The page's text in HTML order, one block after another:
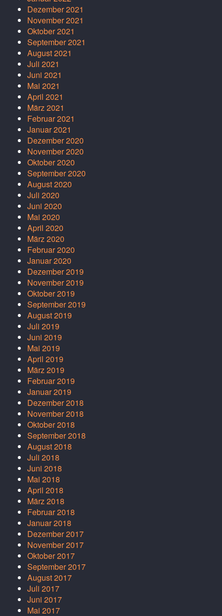
Dezember 2021
November 2021
Oktober 2021
September 2021
August 2021
Juli 2021
Juni 2021
Mai 2021
April 2021
März 2021
Februar 2021
Januar 2021
Dezember 2020
November 2020
Oktober 2020
September 2020
August 2020
Juli 2020
Juni 2020
Mai 2020
April 2020
März 2020
Februar 2020
Januar 2020
Dezember 2019
November 2019
Oktober 2019
September 2019
August 2019
Juli 2019
Juni 2019
Mai 2019
April 2019
März 2019
Februar 2019
Januar 2019
Dezember 2018
November 2018
Oktober 2018
September 2018
August 2018
Juli 2018
Juni 2018
Mai 2018
April 2018
März 2018
Februar 2018
Januar 2018
Dezember 2017
November 2017
Oktober 2017
September 2017
August 2017
Juli 2017
Juni 2017
Mai 2017